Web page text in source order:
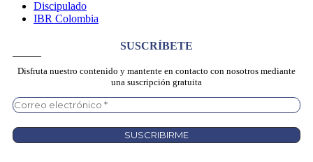
Discipulado
IBR Colombia
SUSCRÍBETE
Disfruta nuestro contenido y mantente en contacto con nosotros mediante
una suscripción gratuita